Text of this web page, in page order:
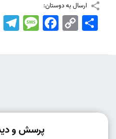
ارسال به دوستان:
MessageFacebook Copy
Link
اشتراک
پرسش و